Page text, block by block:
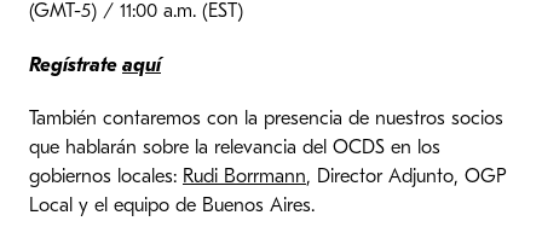
(GMT-5) / 11:00 a.m. (EST)
Regístrate aquí
También contaremos con la presencia de nuestros socios
que hablarán sobre la relevancia del OCDS en los
gobiernos locales: Rudi Borrmann, Director Adjunto, OGP
Local y el equipo de Buenos Aires.